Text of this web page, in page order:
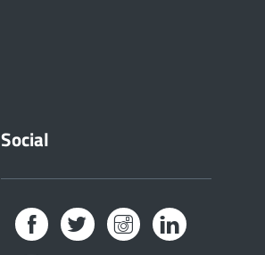
Social
FacebookTwitterInstagramLinkedIn